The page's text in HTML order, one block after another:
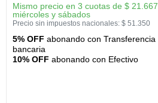
Mismo precio en 3 cuotas de $ 21.667
miércoles y sábados
Precio sin impuestos nacionales: $ 51.350
5% OFF abonando con Transferencia
bancaria
10% OFF abonando con Efectivo